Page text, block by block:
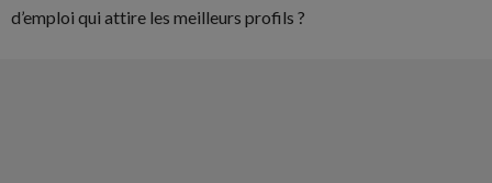
d’emploi qui attire les meilleurs profils ?